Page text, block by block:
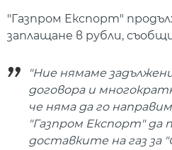
"Газпром Експорт"
заплащане в рубли,
"Ние нямаме
договора и
че няма да го
"Газпром Експорт" да
доставките на газ за